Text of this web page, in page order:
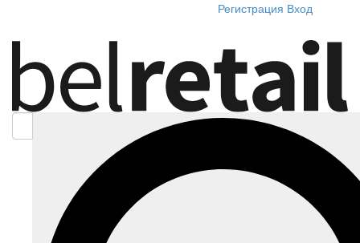
Регистрация Вход